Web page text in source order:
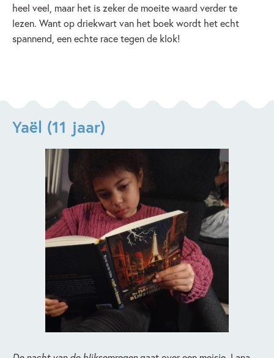
heel veel, maar het is zeker de moeite waard verder te
lezen. Want op driekwart van het boek wordt het echt
spannend, een echte race tegen de klok!
Yaël (11 jaar)